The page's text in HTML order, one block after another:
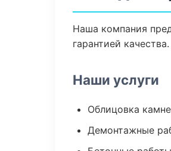
Наша компания
гарантией качества.
Наши услуги
Облицовка
Демонтажные